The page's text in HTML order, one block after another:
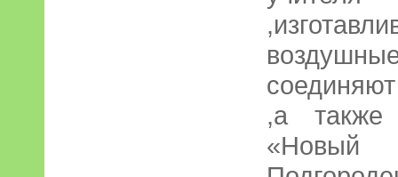
,а также